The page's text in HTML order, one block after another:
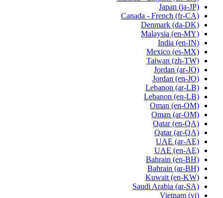
Japan (ja-JP)
Canada - French (fr-CA)
Denmark (da-DK)
Malaysia (en-MY)
India (en-IN)
Mexico (es-MX)
Taiwan (zh-TW)
Jordan (ar-JO)
Jordan (en-JO)
Lebanon (ar-LB)
Lebanon (en-LB)
Oman (en-OM)
Oman (ar-OM)
Qatar (en-QA)
Qatar (ar-QA)
UAE (ar-AE)
UAE (en-AE)
Bahrain (en-BH)
Bahrain (ar-BH)
Kuwait (en-KW)
Saudi Arabia (ar-SA)
Vietnam (vi)